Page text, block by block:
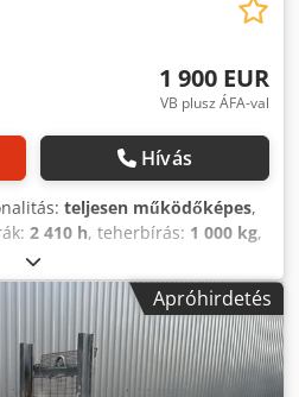
1 900 EUR
VB plusz ÁFA-val
Hívás
teljesen működőképes,
2 410 h, teherbírás: 1 000 kg,
mm, üzemanyagtípus:
simplex, építési magasság:
, Gyalogos rakodógép Árboc
kész és teljesen
jó Dedpfxjzrq Rno Ah Dokr
Apróhirdetés